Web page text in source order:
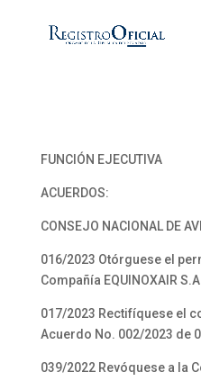
FUNCIÓN EJECUTIVA
ACUERDOS:
CONSEJO NACIONAL DE
016/2023 Otórguese el
Compañía EQUINOXAIR
017/2023 Rectifíquese el
Acuerdo No. 002/2023 de
039/2022 Revóquese a la